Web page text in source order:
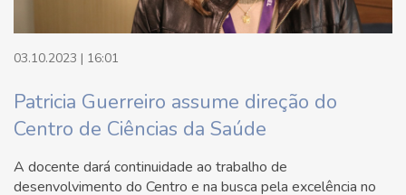
03.10.2023 | 16:01
Patricia Guerreiro assume direção do
Centro de Ciências da Saúde
A docente dará continuidade ao trabalho de
desenvolvimento do Centro e na busca pela excelência no